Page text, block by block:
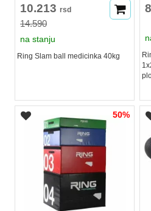
10.213 rsd
14.590
na stanju
Ring Slam ball medicinka 40kg
50%